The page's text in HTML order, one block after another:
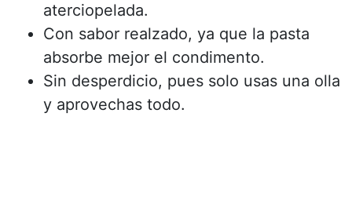
aterciopelada.
Con sabor realzado, ya que la pasta
absorbe mejor el condimento.
Sin desperdicio, pues solo usas una olla
y aprovechas todo.